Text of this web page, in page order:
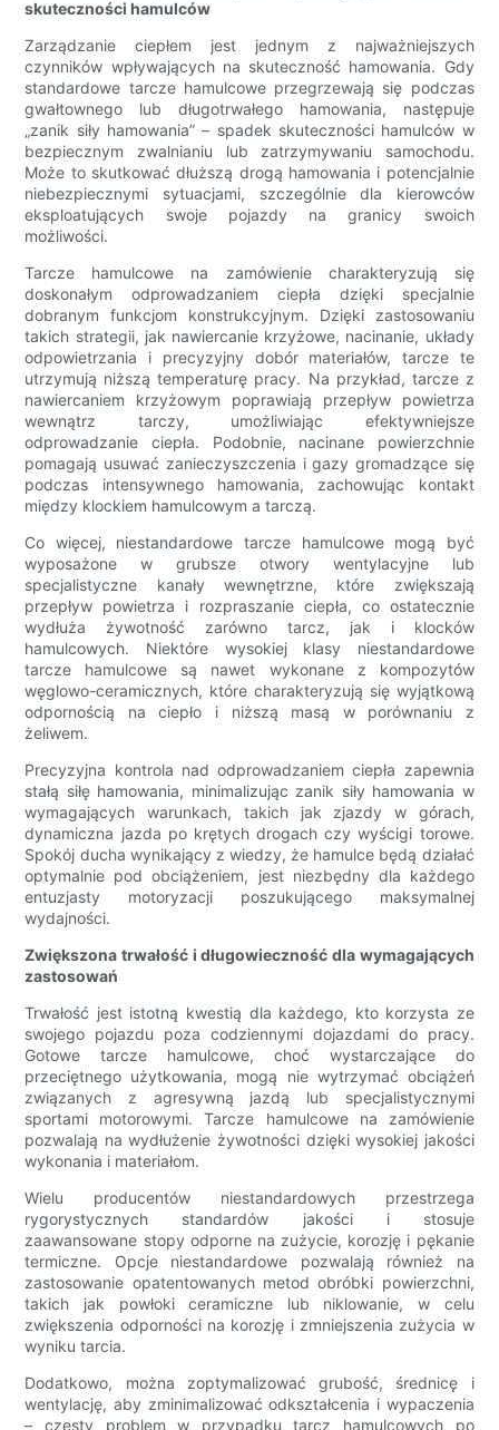
skuteczności hamulców
Zarządzanie ciepłem jest jednym z najważniejszych
czynników wpływających na skuteczność hamowania. Gdy
standardowe tarcze hamulcowe przegrzewają się podczas
gwałtownego lub długotrwałego hamowania, następuje
„zanik siły hamowania” – spadek skuteczności hamulców w
bezpiecznym zwalnianiu lub zatrzymywaniu samochodu.
Może to skutkować dłuższą drogą hamowania i potencjalnie
niebezpiecznymi sytuacjami, szczególnie dla kierowców
eksploatujących swoje pojazdy na granicy swoich
możliwości.
Tarcze hamulcowe na zamówienie charakteryzują się
doskonałym odprowadzaniem ciepła dzięki specjalnie
dobranym funkcjom konstrukcyjnym. Dzięki zastosowaniu
takich strategii, jak nawiercanie krzyżowe, nacinanie, układy
odpowietrzania i precyzyjny dobór materiałów, tarcze te
utrzymują niższą temperaturę pracy. Na przykład, tarcze z
nawiercaniem krzyżowym poprawiają przepływ powietrza
wewnątrz tarczy, umożliwiając efektywniejsze
odprowadzanie ciepła. Podobnie, nacinane powierzchnie
pomagają usuwać zanieczyszczenia i gazy gromadzące się
podczas intensywnego hamowania, zachowując kontakt
między klockiem hamulcowym a tarczą.
Co więcej, niestandardowe tarcze hamulcowe mogą być
wyposażone w grubsze otwory wentylacyjne lub
specjalistyczne kanały wewnętrzne, które zwiększają
przepływ powietrza i rozpraszanie ciepła, co ostatecznie
wydłuża żywotność zarówno tarcz, jak i klocków
hamulcowych. Niektóre wysokiej klasy niestandardowe
tarcze hamulcowe są nawet wykonane z kompozytów
węglowo-ceramicznych, które charakteryzują się wyjątkową
odpornością na ciepło i niższą masą w porównaniu z
żeliwem.
Precyzyjna kontrola nad odprowadzaniem ciepła zapewnia
stałą siłę hamowania, minimalizując zanik siły hamowania w
wymagających warunkach, takich jak zjazdy w górach,
dynamiczna jazda po krętych drogach czy wyścigi torowe.
Spokój ducha wynikający z wiedzy, że hamulce będą działać
optymalnie pod obciążeniem, jest niezbędny dla każdego
entuzjasty motoryzacji poszukującego maksymalnej
wydajności.
Zwiększona trwałość i długowieczność dla wymagających
zastosowań
Trwałość jest istotną kwestią dla każdego, kto korzysta ze
swojego pojazdu poza codziennymi dojazdami do pracy.
Gotowe tarcze hamulcowe, choć wystarczające do
przeciętnego użytkowania, mogą nie wytrzymać obciążeń
związanych z agresywną jazdą lub specjalistycznymi
sportami motorowymi. Tarcze hamulcowe na zamówienie
pozwalają na wydłużenie żywotności dzięki wysokiej jakości
wykonania i materiałom.
Wielu producentów niestandardowych przestrzega
rygorystycznych standardów jakości i stosuje
zaawansowane stopy odporne na zużycie, korozję i pękanie
termiczne. Opcje niestandardowe pozwalają również na
zastosowanie opatentowanych metod obróbki powierzchni,
takich jak powłoki ceramiczne lub niklowanie, w celu
zwiększenia odporności na korozję i zmniejszenia zużycia w
wyniku tarcia.
Dodatkowo, można zoptymalizować grubość, średnicę i
wentylację, aby zminimalizować odkształcenia i wypaczenia
– częsty problem w przypadku tarcz hamulcowych po